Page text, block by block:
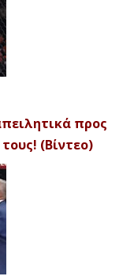
προς
(Βίντεο)